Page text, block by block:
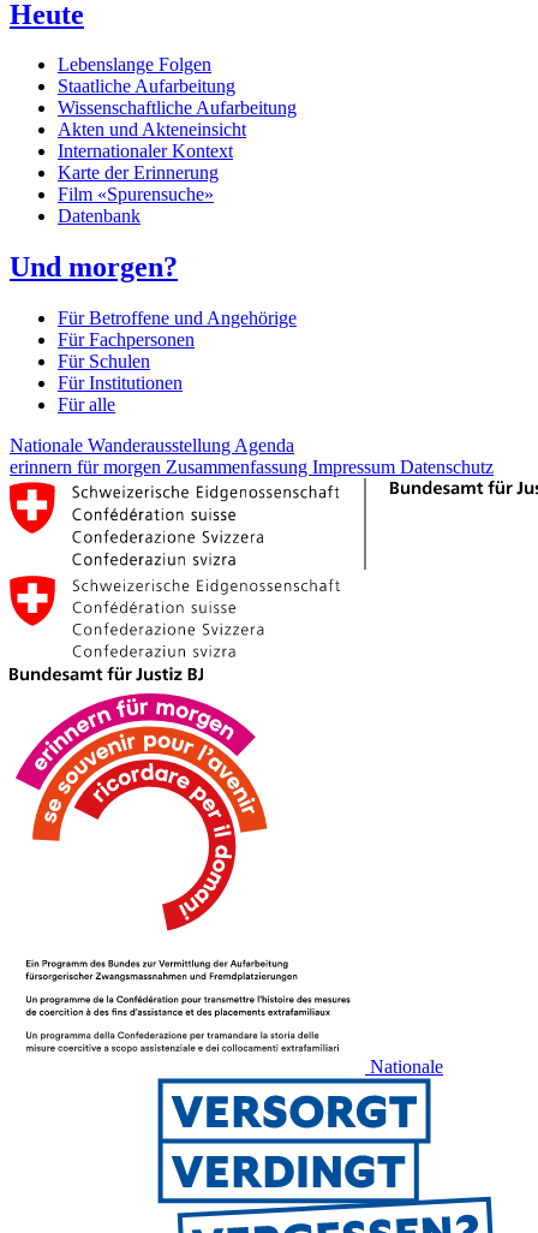
Heute
Lebenslange Folgen
Staatliche Aufarbeitung
Wissenschaftliche Aufarbeitung
Akten und Akteneinsicht
Internationaler Kontext
Karte der Erinnerung
Film «Spurensuche»
Datenbank
Und morgen?
Für Betroffene und Angehörige
Für Fachpersonen
Für Schulen
Für Institutionen
Für alle
Nationale Wanderausstellung Agenda
erinnern für morgen Zusammenfassung Impressum Datenschutz
Nationale